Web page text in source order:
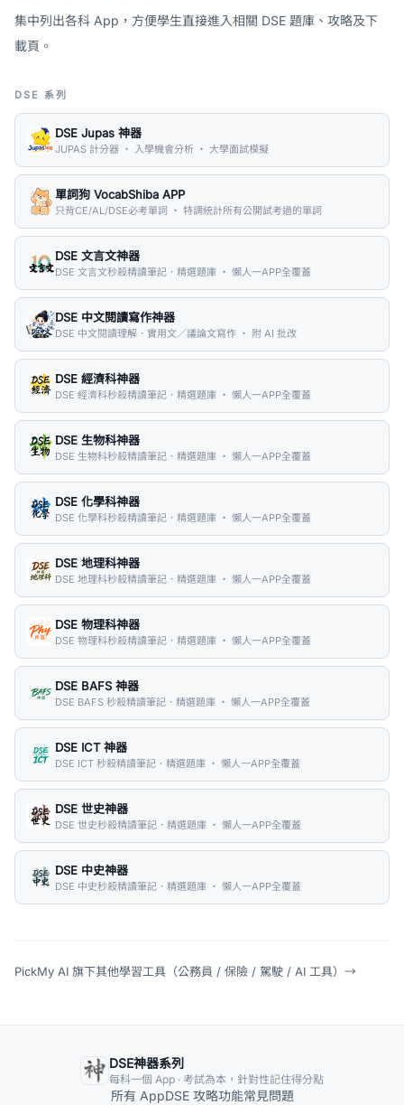
集中列出各科 App，方便學生直接進入相關 DSE 題庫、攻略及下
載頁。
DSE 系列
DSE Jupas 神器
JUPAS 計分器 ・ 入學機會分析 ・ 大學面試模擬
單詞狗 VocabShiba APP
只背CE/AL/DSE必考單詞 ・ 特調統計所有公開試考過的單詞
DSE 文言文神器
DSE 文言文秒殺精讀筆記．精選題庫 ・ 懶人一APP全覆蓋
DSE 中文閱讀寫作神器
DSE 中文閱讀理解．實用文／議論文寫作 ・ 附 AI 批改
DSE 經濟科神器
DSE 經濟科秒殺精讀筆記．精選題庫 ・ 懶人一APP全覆蓋
DSE 生物科神器
DSE 生物科秒殺精讀筆記．精選題庫 ・ 懶人一APP全覆蓋
DSE 化學科神器
DSE 化學科秒殺精讀筆記．精選題庫 ・ 懶人一APP全覆蓋
DSE 地理科神器
DSE 地理科秒殺精讀筆記．精選題庫 ・ 懶人一APP全覆蓋
DSE 物理科神器
DSE 物理科秒殺精讀筆記．精選題庫 ・ 懶人一APP全覆蓋
DSE BAFS 神器
DSE BAFS 秒殺精讀筆記．精選題庫 ・ 懶人一APP全覆蓋
DSE ICT 神器
DSE ICT 秒殺精讀筆記．精選題庫 ・ 懶人一APP全覆蓋
DSE 世史神器
DSE 世史秒殺精讀筆記．精選題庫 ・ 懶人一APP全覆蓋
DSE 中史神器
DSE 中史秒殺精讀筆記．精選題庫 ・ 懶人一APP全覆蓋
PickMy AI 旗下其他學習工具（公務員 / 保險 / 駕駛 / AI 工具） →
DSE神器系列
每科一個 App · 考試為本，針對性記住得分點
所有 AppDSE 攻略功能常見問題